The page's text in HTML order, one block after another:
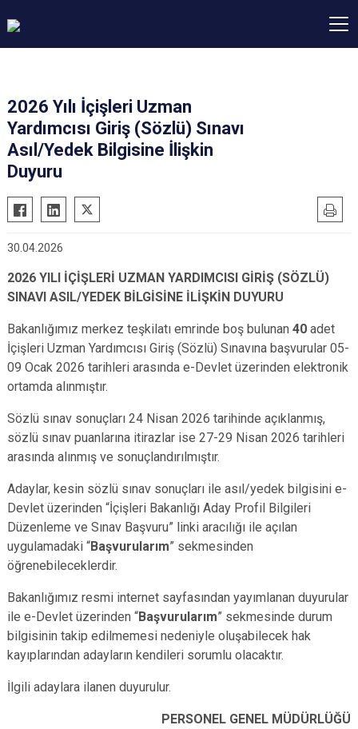
2026 Yılı İçişleri Uzman
Yardımcısı Giriş (Sözlü) Sınavı
Asıl/Yedek Bilgisine İlişkin
Duyuru
30.04.2026
2026 YILI İÇİŞLERİ UZMAN YARDIMCISI GİRİŞ (SÖZLÜ)
SINAVI ASIL/YEDEK BİLGİSİNE İLİŞKİN DUYURU
Bakanlığımız merkez teşkilatı emrinde boş bulunan 40 adet
İçişleri Uzman Yardımcısı Giriş (Sözlü) Sınavına başvurular 05-
09 Ocak 2026 tarihleri arasında e-Devlet üzerinden elektronik
ortamda alınmıştır.
Sözlü sınav sonuçları 24 Nisan 2026 tarihinde açıklanmış,
sözlü sınav puanlarına itirazlar ise 27-29 Nisan 2026 tarihleri
arasında alınmış ve sonuçlandırılmıştır.
Adaylar, kesin sözlü sınav sonuçları ile asıl/yedek bilgisini e-
Devlet üzerinden “İçişleri Bakanlığı Aday Profil Bilgileri
Düzenleme ve Sınav Başvuru” linki aracılığı ile açılan
uygulamadaki “Başvurularım” sekmesinden
öğrenebileceklerdir.
Bakanlığımız resmi internet sayfasından yayımlanan duyurular
ile e-Devlet üzerinden “Başvurularım” sekmesinde durum
bilgisinin takip edilmemesi nedeniyle oluşabilecek hak
kayıplarından adayların kendileri sorumlu olacaktır.
İlgili adaylara ilanen duyurulur.
PERSONEL GENEL MÜDÜRLÜĞÜ